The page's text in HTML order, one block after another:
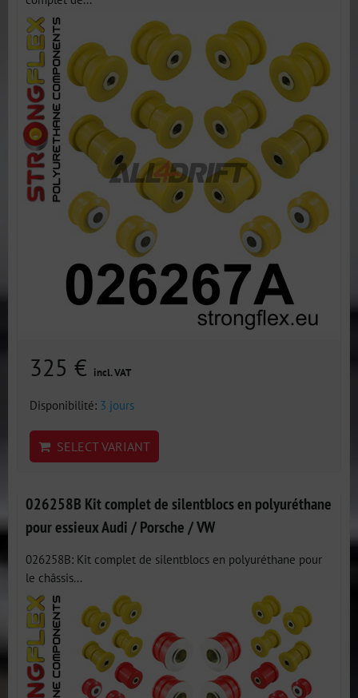
325 € incl. VAT
Disponibilité: 3 jours
SELECT VARIANT
026258B Kit complet de silentblocs en polyuréthane
pour essieux Audi / Porsche / VW
026258B: Kit complet de silentblocs en polyuréthane pour
le châssis...